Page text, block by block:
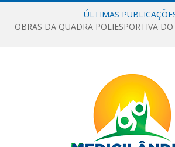
ÚLTIMAS